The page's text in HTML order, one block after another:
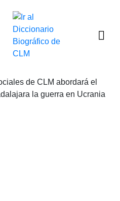
de CLM abordará el
la guerra en Ucrania